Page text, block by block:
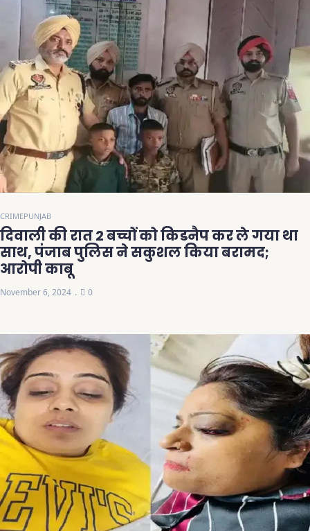
CRIMEPUNJAB
दिवाली की रात 2 बच्चों को किडनैप कर ले गया था
साथ, पंजाब पुलिस ने सकुशल किया बरामद;
आरोपी काबू
November 6, 2024 0